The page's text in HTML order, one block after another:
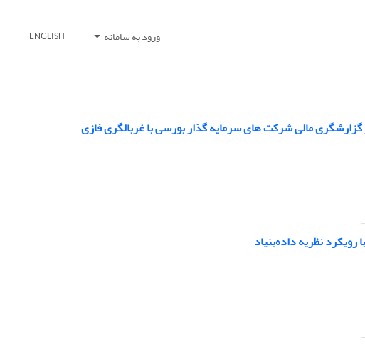
ورود به سامانه ENGLISH
مالی شرکت های سرمایه گذار بورسی با غربالگری فازی
نظریه داده‌بنیاد